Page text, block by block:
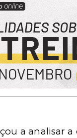
a analisar